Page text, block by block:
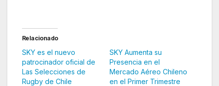
Relacionado
SKY es el nuevo
patrocinador oficial de
Las Selecciones de
Rugby de Chile
SKY Aumenta su
Presencia en el
Mercado Aéreo Chileno
en el Primer Trimestre